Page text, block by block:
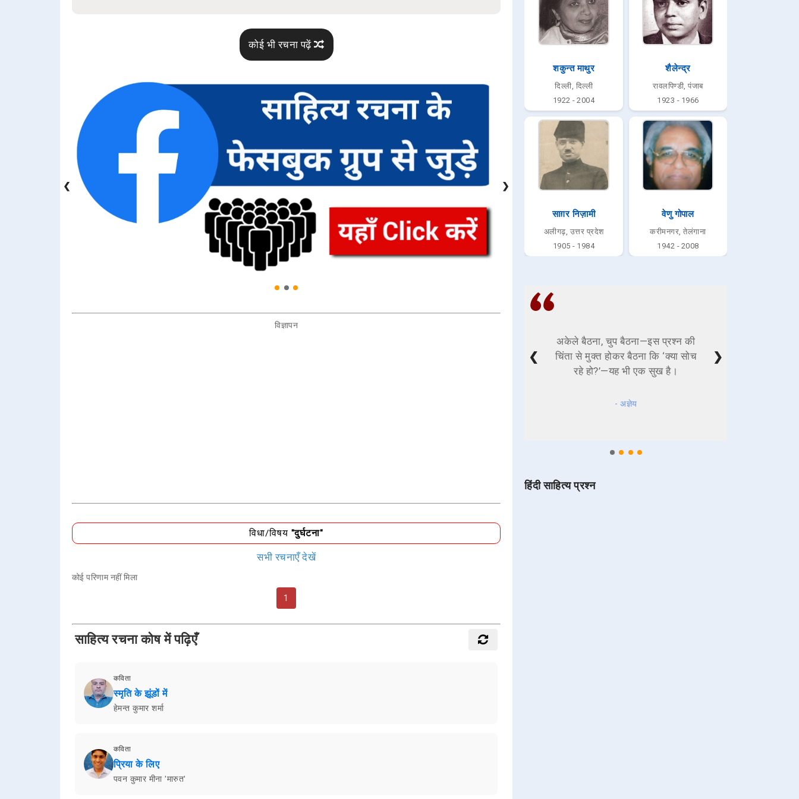
कोई भी रचना पढ़ें
❮ ❯
विज्ञापन
विधा/विषय "दुर्घटना"
सभी रचनाएँ देखें
कोई परिणाम नहीं मिला
1
साहित्य रचना कोष में पढ़िएँ
कविता
स्मृति के झूंडों में
हेमन्त कुमार शर्मा
कविता
प्रिया के लिए
पवन कुमार मीना 'मारुत'
शकुन्त माथुर
दिल्ली, दिल्ली
1922 - 2004
शैलेन्द्र
रावलपिण्डी, पंजाब
1923 - 1966
साग़र निज़ामी
अलीगढ़, उत्तर प्रदेश
1905 - 1984
वेणु गोपाल
करीमनगर, तेलंगाना
1942 - 2008
अकेले बैठना, चुप बैठना—इस प्रश्न की
चिंता से मुक्त होकर बैठना कि ‘क्या सोच
रहे हो?’—यह भी एक सुख है।
- अज्ञेय
❮ ❯
हिंदी साहित्य प्रश्न